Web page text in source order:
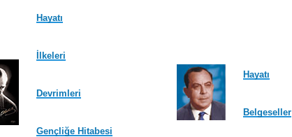
Hayatı
İlkeleri
Devrimleri
Gençliğe Hitabesi
Hayatı
Belgeseller